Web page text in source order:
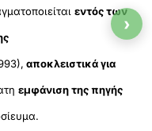
εντός των
αποκλειστικά για
εμφάνιση της πηγής
›